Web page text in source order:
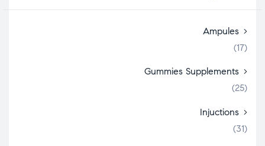
Ampules
(17)
Gummies Supplements
(25)
Injuctions
(31)